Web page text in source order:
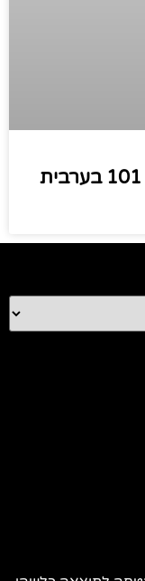
טופס דף הסבר למילוי טופס 101 בערבית